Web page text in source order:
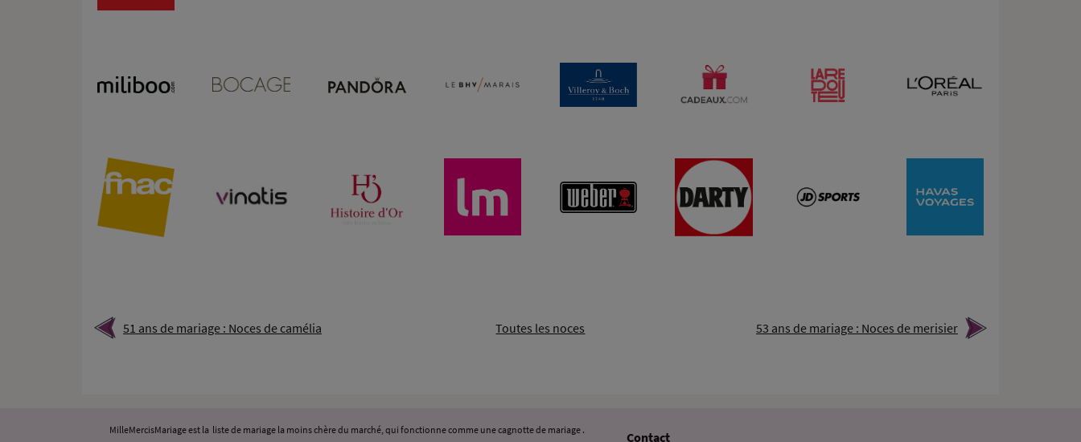
51 ans de mariage : Noces de camélia Toutes les noces 53 ans de mariage : Noces de merisier
MilleMercisMariage est la liste de mariage la moins chère du marché, qui fonctionne comme une cagnotte de mariage .
Contact